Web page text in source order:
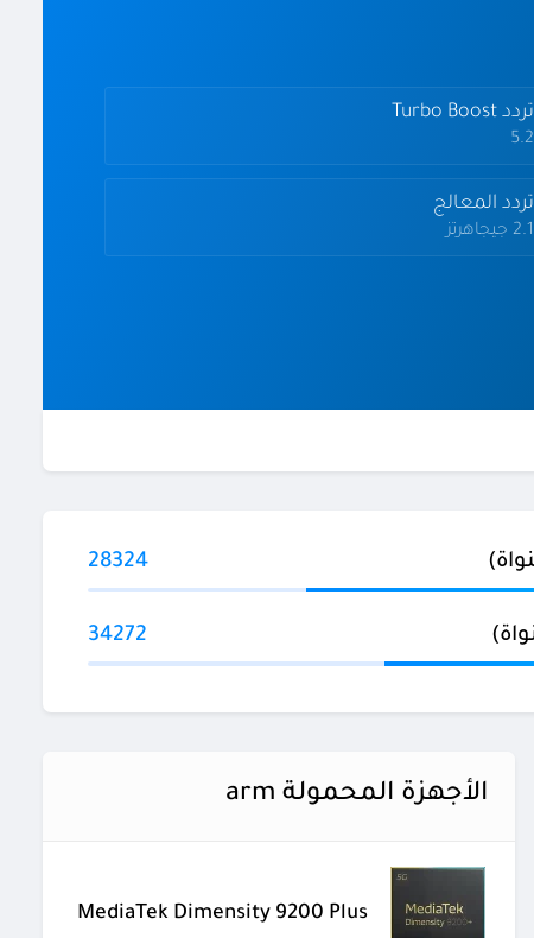
تردد Turbo Boost
5.2
تردد المعالج
2.1 جيجاهرتز
28324
34272
الأجهزة المحمولة arm
MediaTek Dimensity 9200 Plus